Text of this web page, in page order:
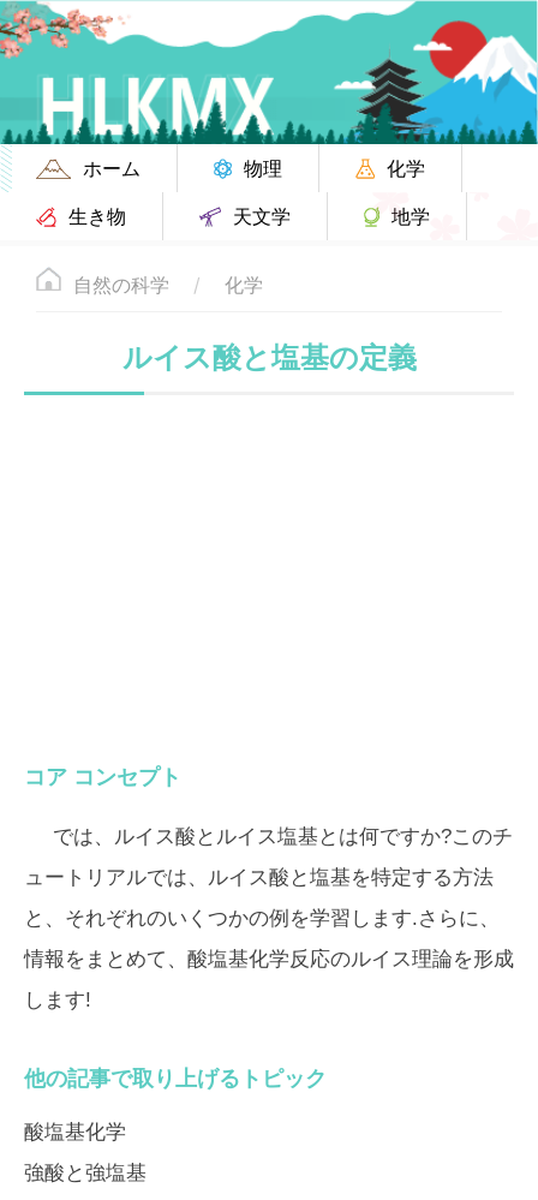
ホーム 物理
化学
生き物
天文学 地学
自然の科学 化学
ルイス酸と塩基の定義
コア コンセプト
では、ルイス酸とルイス塩基とは何ですか?このチ
ュートリアルでは、ルイス酸と塩基を特定する方法
と、それぞれのいくつかの例を学習します.さらに、
情報をまとめて、酸塩基化学反応のルイス理論を形成
します!
他の記事で取り上げるトピック
酸塩基化学
強酸と強塩基